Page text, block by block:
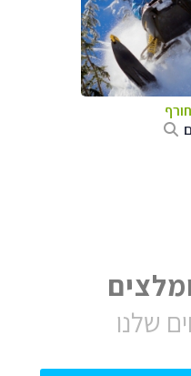
שלנו